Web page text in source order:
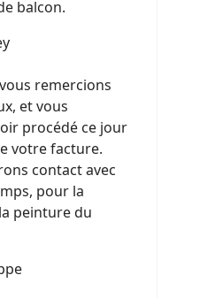
balcon.
remercions
et vous
procédé ce jour
votre facture.
contact avec
pour la
peinture du